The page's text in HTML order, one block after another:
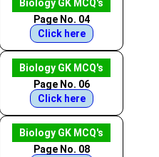
Biology GK MCQ's
Page No. 04
Click here
Biology GK MCQ's
Page No. 06
Click here
Biology GK MCQ's
Page No. 08